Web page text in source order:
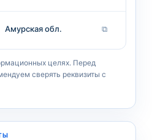
Амурская обл. ⧉
целях. Перед
сверять реквизиты с